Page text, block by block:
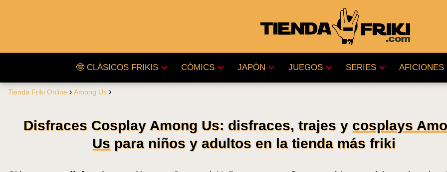
🤓 CLÁSICOS FRIKIS CÓMICS JAPÓN JUEGOS SERIES AFICIONES
Tienda Friki Online Among Us
Disfraces Cosplay Among Us: disfraces, trajes y cosplays
Us para niños y adultos en la tienda más friki